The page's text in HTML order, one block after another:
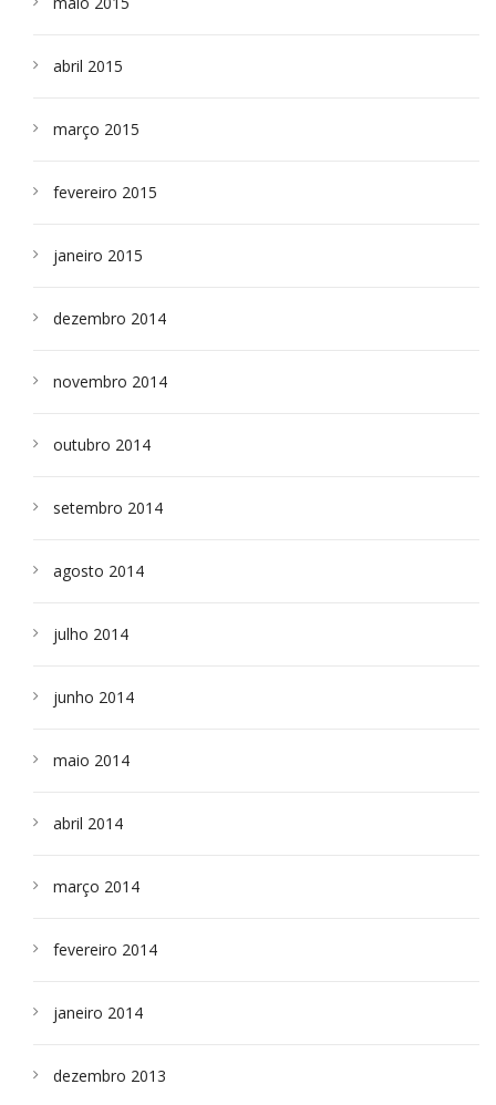
abril 2015
março 2015
fevereiro 2015
janeiro 2015
dezembro 2014
novembro 2014
outubro 2014
setembro 2014
agosto 2014
julho 2014
junho 2014
maio 2014
abril 2014
março 2014
fevereiro 2014
janeiro 2014
dezembro 2013